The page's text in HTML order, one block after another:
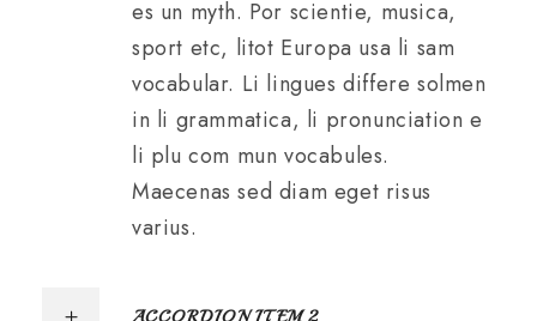
es un myth. Por scientie, musica,
sport etc, litot Europa usa li sam
vocabular. Li lingues differe solmen
in li grammatica, li pronunciation e
li plu com mun vocabules.
Maecenas sed diam eget risus
varius.
ACCORDION ITEM 2